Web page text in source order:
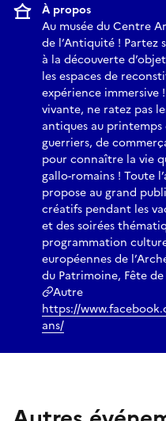
À propos
Au musée du Centre
de l’Antiquité ! Partez
à la découverte
les espaces de
expérience immersive
vivante, ne ratez pas
antiques au
guerriers, de
pour connaître la vie
gallo-romains ! Toute
propose au grand
créatifs pendant les
et des soirées
programmation
européennes de
du Patrimoine, Fête
Autre
https://
ans/